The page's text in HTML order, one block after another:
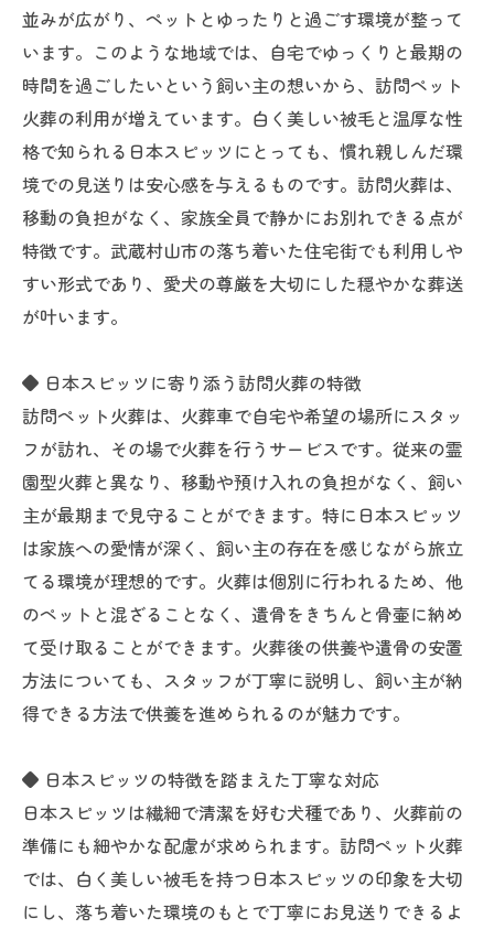
並みが広がり、ペットとゆったりと過ごす環境が整って
います。このような地域では、自宅でゆっくりと最期の
時間を過ごしたいという飼い主の想いから、訪問ペット
火葬の利用が増えています。白く美しい被毛と温厚な性
格で知られる日本スピッツにとっても、慣れ親しんだ環
境での見送りは安心感を与えるものです。訪問火葬は、
移動の負担がなく、家族全員で静かにお別れできる点が
特徴です。武蔵村山市の落ち着いた住宅街でも利用しや
すい形式であり、愛犬の尊厳を大切にした穏やかな葬送
が叶います。
◆ 日本スピッツに寄り添う訪問火葬の特徴
訪問ペット火葬は、火葬車で自宅や希望の場所にスタッ
フが訪れ、その場で火葬を行うサービスです。従来の霊
園型火葬と異なり、移動や預け入れの負担がなく、飼い
主が最期まで見守ることができます。特に日本スピッツ
は家族への愛情が深く、飼い主の存在を感じながら旅立
てる環境が理想的です。火葬は個別に行われるため、他
のペットと混ざることなく、遺骨をきちんと骨壷に納め
て受け取ることができます。火葬後の供養や遺骨の安置
方法についても、スタッフが丁寧に説明し、飼い主が納
得できる方法で供養を進められるのが魅力です。
◆ 日本スピッツの特徴を踏まえた丁寧な対応
日本スピッツは繊細で清潔を好む犬種であり、火葬前の
準備にも細やかな配慮が求められます。訪問ペット火葬
では、白く美しい被毛を持つ日本スピッツの印象を大切
にし、落ち着いた環境のもとで丁寧にお見送りできるよ